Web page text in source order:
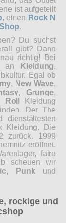
ist aufgeteilt
, einen Rock N
.
Du suchst
gibt? Dann
richtig! Bei
an
Kleidung,
Egal ob
, New Wave,
, Grunge,
Kleidung
Der The
Kleidung. Die
zurück. 1999
eröffnet.
faire
scheuen wir
, Punk und
rockige und